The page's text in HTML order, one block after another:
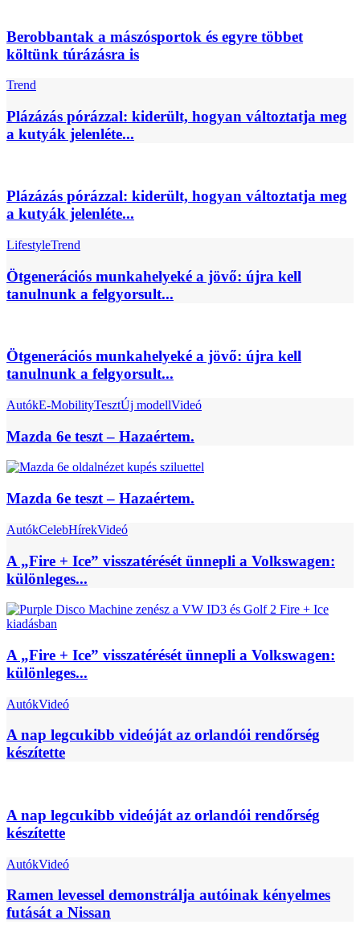
Berobbantak a mászósportok és egyre többet
költünk túrázásra is
Trend
Plázázás pórázzal: kiderült, hogyan változtatja meg
a kutyák jelenléte...
Plázázás pórázzal: kiderült, hogyan változtatja meg
a kutyák jelenléte...
LifestyleTrend
Ötgenerációs munkahelyeké a jövő: újra kell
tanulnunk a felgyorsult...
Ötgenerációs munkahelyeké a jövő: újra kell
tanulnunk a felgyorsult...
AutókE-MobilityTesztÚj modellVideó
Mazda 6e teszt – Hazaértem.
Mazda 6e teszt – Hazaértem.
AutókCelebHírekVideó
A „Fire + Ice” visszatérését ünnepli a Volkswagen:
különleges...
A „Fire + Ice” visszatérését ünnepli a Volkswagen:
különleges...
AutókVideó
A nap legcukibb videóját az orlandói rendőrség
készítette
A nap legcukibb videóját az orlandói rendőrség
készítette
AutókVideó
Ramen levessel demonstrálja autóinak kényelmes
futását a Nissan